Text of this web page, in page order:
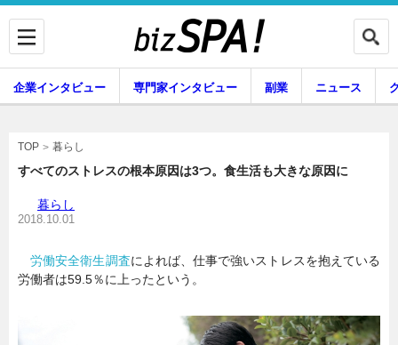
企業インタビュー
副業
企業インタビュー 専門家インタビュー 副業 ニュース
TOP 暮らし
すべてのストレスの根本原因は3つ。食生活も大きな原因に
暮らし
2018.10.01
労働安全衛生調査によれば、仕事で強いストレスを抱えている
労働者は59.5％に上ったという。